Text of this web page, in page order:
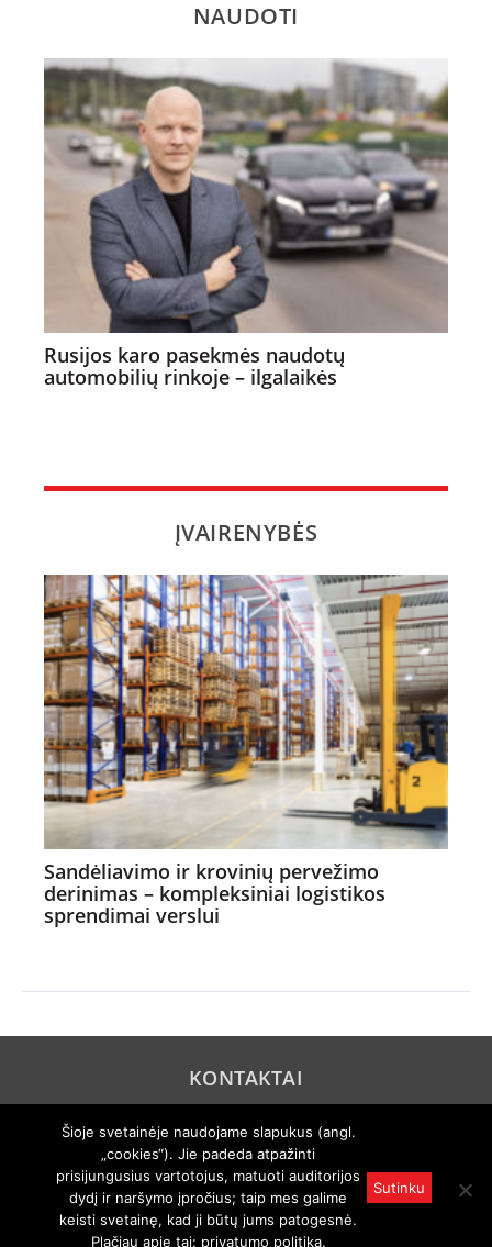
NAUDOTI
Rusijos karo pasekmės naudotų
automobilių rinkoje – ilgalaikės
ĮVAIRENYBĖS
Sandėliavimo ir krovinių pervežimo
derinimas – kompleksiniai logistikos
sprendimai verslui
KONTAKTAI
PRIVATUMO POLITIKA
© 2005 "Axel Springer AG". Visos teisės išsaugomos. Rengiama
pagal "Auto Bild" licenciją.
Draudžiamas visas ar dalinis atgaminimas bet kokiu būdu kuria
Šioje svetainėje naudojame slapukus (angl.
„cookies“). Jie padeda atpažinti
prisijungusius vartotojus, matuoti auditorijos
dydį ir naršymo įpročius; taip mes galime
keisti svetainę, kad ji būtų jums patogesnė.
Plačiau apie tai: privatumo politika.
Sutinku